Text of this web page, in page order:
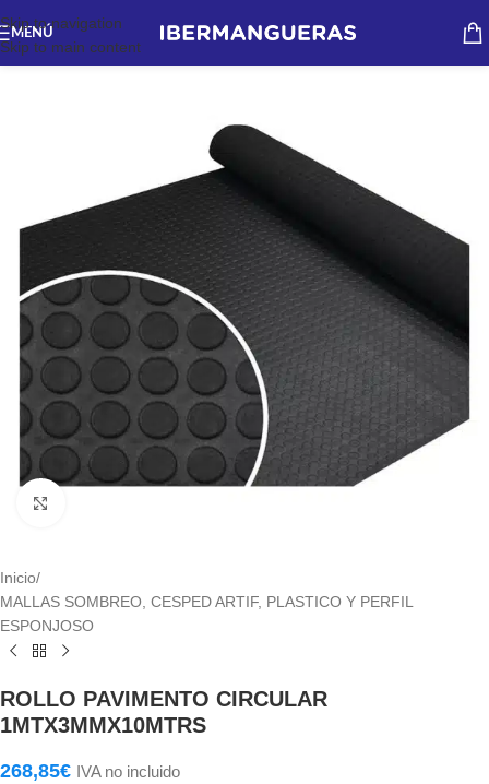
Skip to navigation
Skip to main content
MENÚ
Inicio/
MALLAS SOMBREO, CESPED ARTIF, PLASTICO Y PERFIL
ESPONJOSO
ROLLO PAVIMENTO CIRCULAR
1MTX3MMX10MTRS
268,85€ IVA no incluido